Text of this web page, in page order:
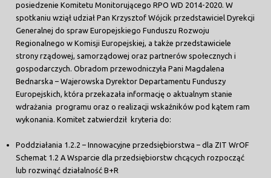
posiedzenie Komitetu Monitorującego RPO WD 2014-2020. W
spotkaniu wziął udział Pan Krzysztof Wójcik przedstawiciel Dyrekcji
Generalnej do spraw Europejskiego Funduszu Rozwoju
Regionalnego w Komisji Europejskiej, a także przedstawiciele
strony rządowej, samorządowej oraz partnerów społecznych i
gospodarczych. Obradom przewodniczyła Pani Magdalena
Bednarska – Wajerowska Dyrektor Departamentu Funduszy
Europejskich, która przekazała informację o aktualnym stanie
wdrażania programu oraz o realizacji wskaźników pod kątem ram
wykonania. Komitet zatwierdził kryteria do:
Poddziałania 1.2.2 – Innowacyjne przedsiębiorstwa – dla ZIT WrOF
Schemat 1.2 A Wsparcie dla przedsiębiorstw chcących rozpocząć
lub rozwinąć działalność B+R